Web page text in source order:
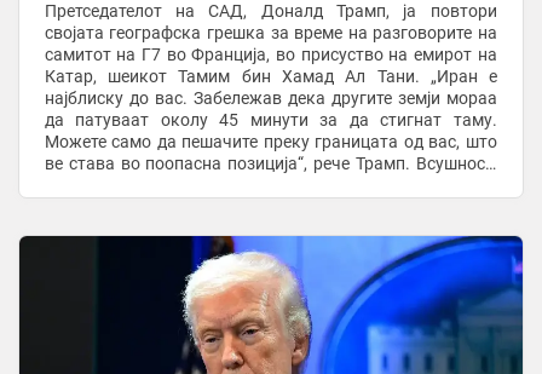
Претседателот на САД, Доналд Трамп, ја повтори
својата географска грешка за време на разговорите на
самитот на Г7 во Франција, во присуство на емирот на
Катар, шеикот Тамим бин Хамад Ал Тани. „Иран е
најблиску до вас. Забележав дека другите земји мораа
да патуваат околу 45 минути за да стигнат таму.
Можете само да пешачите преку границата од вас, што
ве става во поопасна позиција“, рече Трамп. Всушност,